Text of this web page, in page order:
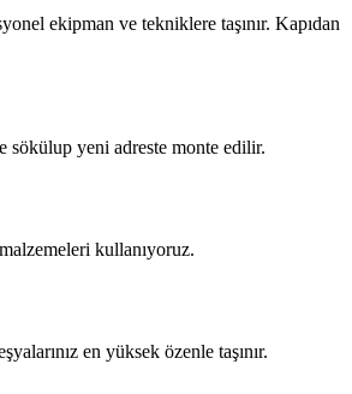
ekipman ve tekniklere taşınır. Kapıdan
sökülup yeni adreste monte edilir.
kullanıyoruz.
en yüksek özenle taşınır.